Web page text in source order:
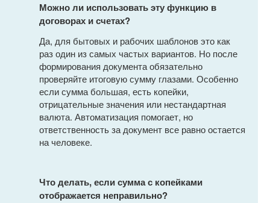
Можно ли использовать эту функцию в
договорах и счетах?
Да, для бытовых и рабочих шаблонов это как
раз один из самых частых вариантов. Но после
формирования документа обязательно
проверяйте итоговую сумму глазами. Особенно
если сумма большая, есть копейки,
отрицательные значения или нестандартная
валюта. Автоматизация помогает, но
ответственность за документ все равно остается
на человеке.
Что делать, если сумма с копейками
отображается неправильно?